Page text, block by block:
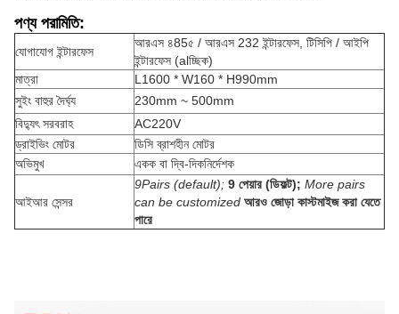
পণ্য পরামিতি:
যোগাযোগ ইন্টারফেস
আরএস ৪85৫ / আরএস 232 ইন্টারফেস, টিসিপি / আইপি
ইন্টারফেস (alচ্ছিক)
মাত্রা
L1600 * W160 * H990mm
সুইং বাহুর দৈর্ঘ্য
230mm ~ 500mm
বিদ্যুৎ সরবরাহ
AC220V
ড্রাইভিং মোটর
ডিসি ব্রাশহীন মোটর
অভিমুখ
একক বা দ্বি-দিকনির্দেশক
আইআর সেন্সর
9Pairs (default); 9 পেয়ার (ডিফল্ট); More pairs
can be customized আরও জোড়া কাস্টমাইজ করা যেতে
পারে